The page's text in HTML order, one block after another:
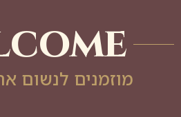
מוזמנים לנשום